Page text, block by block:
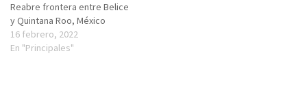
Reabre frontera entre Belice
y Quintana Roo, México
16 febrero, 2022
En "Principales"